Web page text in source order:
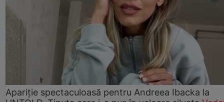
Apariție spectaculoasă pentru Andreea Ibacka la